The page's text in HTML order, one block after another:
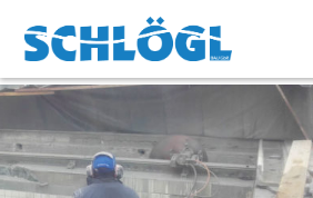
Seilsaege-